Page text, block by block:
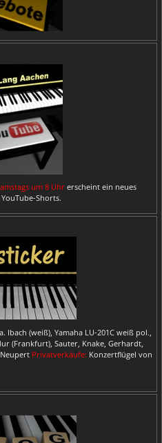
um 8 Uhr erscheint ein neues
Shorts.
Ibach (weiß), Yamaha LU-201C weiß pol.,
(Frankfurt), Sauter, Knake, Gerhardt,
Privatverkäufe: Konzertflügel von